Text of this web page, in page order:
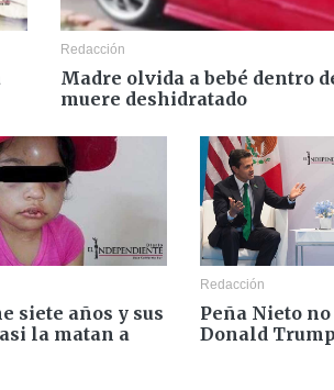
Redacción
Madre olvida a bebé dentro
muere deshidratado
siete años y sus
la matan a
Redacción
Peña Nieto
Donald